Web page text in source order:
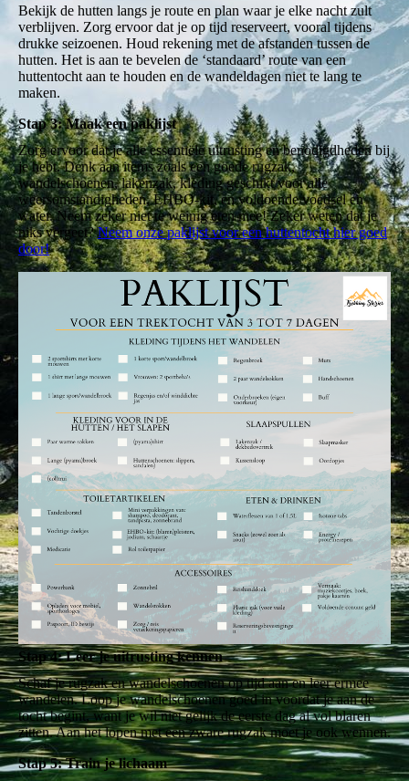
Bekijk de hutten langs je route en plan waar je elke nacht zult
verblijven. Zorg ervoor dat je op tijd reserveert, vooral tijdens
drukke seizoenen. Houd rekening met de afstanden tussen de
hutten. Het is aan te bevelen de ‘standaard’ route van een
huttentocht aan te houden en de wandeldagen niet te lang te
maken.
Stap 3: Maak een paklijst
Zorg ervoor dat je alle essentiële uitrusting en benodigdheden bij
je hebt. Denk aan items zoals een goede rugzak,
wandelschoenen, lakenzak, kleding geschikt voor alle
weersomstandigheden, EHBO-kit, en voldoende voedsel en
water. Neem zeker niet te weinig eten mee! Zeker weten dat je
niks vergeet?Neem onze paklijst voor een huttentocht hier goed
door!
Stap 4: Leer je uitrusting kennen
Schaf je rugzak en wandelschoenen op tijd aan en leer ermee
wandelen. Loop je wandelschoenen goed in voordat je aan de
tocht begint, want je wil niet gelijk de eerste dag al vol blaren
zitten. Aan het lopen met een zware rugzak moet je ook wennen.
Stap 5: Train je lichaam